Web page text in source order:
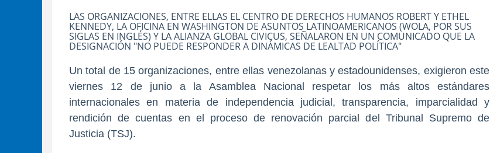
LAS ORGANIZACIONES, ENTRE ELLAS EL CENTRO DE DERECHOS HUMANOS ROBERT Y ETHEL
KENNEDY, LA OFICINA EN WASHINGTON DE ASUNTOS LATINOAMERICANOS (WOLA, POR SUS
SIGLAS EN INGLÉS) Y LA ALIANZA GLOBAL CIVICUS, SEÑALARON EN UN COMUNICADO QUE LA
DESIGNACIÓN "NO PUEDE RESPONDER A DINÁMICAS DE LEALTAD POLÍTICA"
Un total de 15 organizaciones, entre ellas venezolanas y estadounidenses, exigieron este
viernes 12 de junio a la Asamblea Nacional respetar los más altos estándares
internacionales en materia de independencia judicial, transparencia, imparcialidad y
rendición de cuentas en el proceso de renovación parcial del Tribunal Supremo de
Justicia (TSJ).